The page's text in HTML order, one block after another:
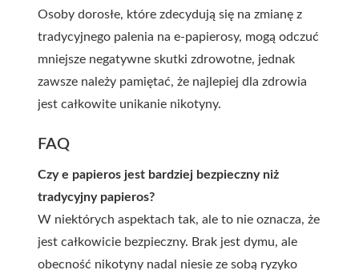
Osoby dorosłe, które zdecydują się na zmianę z
tradycyjnego palenia na e-papierosy, mogą odczuć
mniejsze negatywne skutki zdrowotne, jednak
zawsze należy pamiętać, że najlepiej dla zdrowia
jest całkowite unikanie nikotyny.
FAQ
Czy e papieros jest bardziej bezpieczny niż
tradycyjny papieros?
W niektórych aspektach tak, ale to nie oznacza, że
jest całkowicie bezpieczny. Brak jest dymu, ale
obecność nikotyny nadal niesie ze sobą ryzyko